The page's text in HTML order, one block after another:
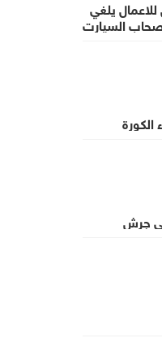
يلغي
السيارت
جرش